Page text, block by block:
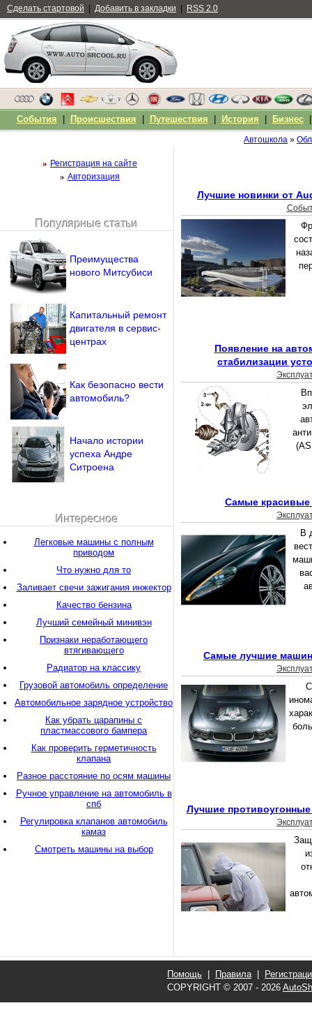
Автошкола »
Лучшие новинки от
Появление на
стабилизации
Самые
В
Самые лучшие
Лучшие
Регистрация на сайте
Авторизация
Напомнить пароль?
Популярные статьи
Преимущества
нового Митсубиси
Капитальный ремонт
двигателя в сервис-
центрах
Как безопасно вести
автомобиль?
Начало истории
успеха Андре
Ситроена
Интересное
Легковые машины с полным
приводом
Что нужно для то
Заливает свечи зажигания инжектор
Качество бензина
Лучший семейный минивэн
Признаки неработающего
втягивающего
Радиатор на классику
Грузовой автомобиль определение
Автомобильное зарядное устройство
Как убрать царапины с
пластмассового бампера
Как проверить герметичность
клапана
Разное расстояние по осям машины
Ручное управление на автомобиль в
спб
Регулировка клапанов автомобиль
камаз
Смотреть машины на выбор
Сделать стартовой Добавить в закладки RSS 2.0
События Происшествия Путешествия История Бизнес
Помощь Правила|
COPYRIGHT © 2007 - 2026